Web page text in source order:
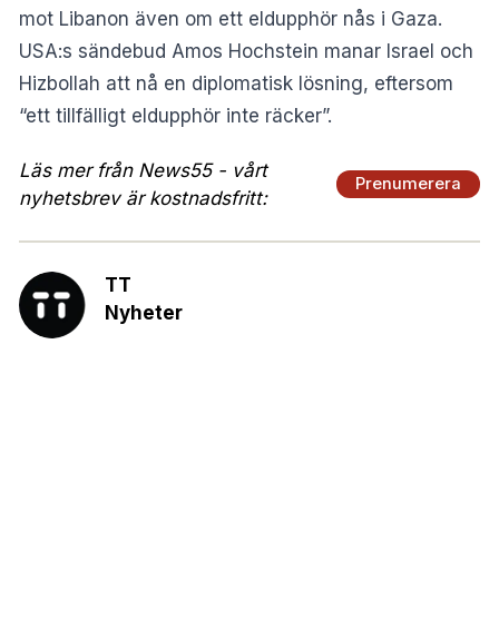
mot Libanon även om ett eldupphör nås i Gaza.
USA:s sändebud Amos Hochstein manar Israel och
Hizbollah att nå en diplomatisk lösning, eftersom
“ett tillfälligt eldupphör inte räcker”.
Läs mer från News55 - vårt
nyhetsbrev är kostnadsfritt:
Prenumerera
TT
Nyheter